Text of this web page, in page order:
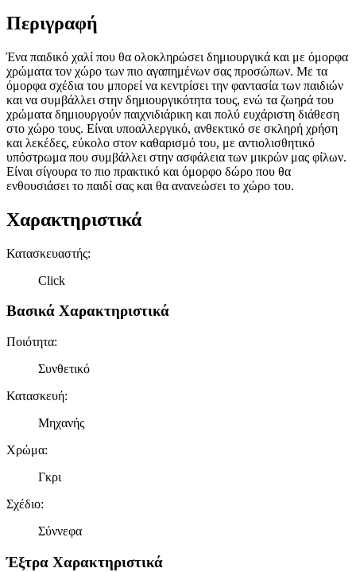
Περιγραφή
Ένα παιδικό χαλί που θα ολοκληρώσει δημιουργικά και με όμορφα
χρώματα τον χώρο των πιο αγαπημένων σας προσώπων. Με τα
όμορφα σχέδια του μπορεί να κεντρίσει την φαντασία των παιδιών
και να συμβάλλει στην δημιουργικότητα τους, ενώ τα ζωηρά του
χρώματα δημιουργούν παιχνιδιάρικη και πολύ ευχάριστη διάθεση
στο χώρο τους. Είναι υποαλλεργικό, ανθεκτικό σε σκληρή χρήση
και λεκέδες, εύκολο στον καθαρισμό του, με αντιολισθητικό
υπόστρωμα που συμβάλλει στην ασφάλεια των μικρών μας φίλων.
Είναι σίγουρα το πιο πρακτικό και όμορφο δώρο που θα
ενθουσιάσει το παιδί σας και θα ανανεώσει το χώρο του.
Χαρακτηριστικά
Κατασκευαστής:
Click
Βασικά Χαρακτηριστικά
Ποιότητα:
Συνθετικό
Κατασκευή:
Μηχανής
Χρώμα:
Γκρι
Σχέδιο:
Σύννεφα
Έξτρα Χαρακτηριστικά